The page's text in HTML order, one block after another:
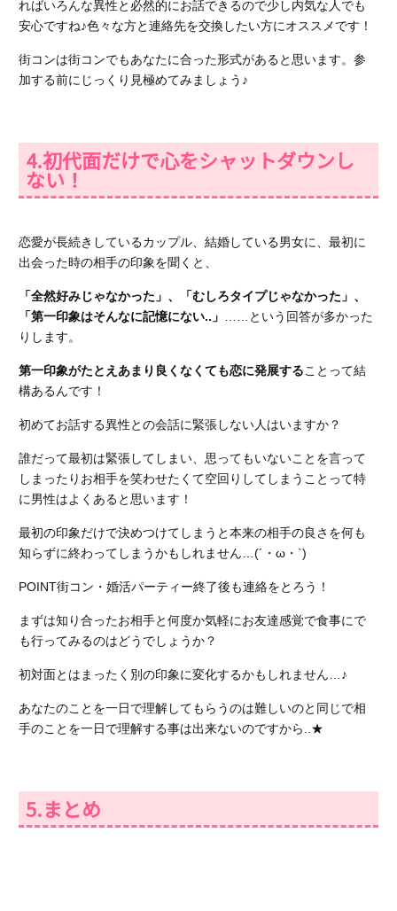
ればいろんな異性と必然的にお話できるので少し内気な人でも
安心ですね♪色々な方と連絡先を交換したい方にオススメです！
街コンは街コンでもあなたに合った形式があると思います。参
加する前にじっくり見極めてみましょう♪
4.初代面だけで心をシャットダウンし
ない！
恋愛が長続きしているカップル、結婚している男女に、最初に
出会った時の相手の印象を聞くと、
「全然好みじゃなかった」、「むしろタイプじゃなかった」、
「第一印象はそんなに記憶にない..」 ……という回答が多かった
りします。
第一印象がたとえあまり良くなくても恋に発展することって結
構あるんです！
初めてお話する異性との会話に緊張しない人はいますか？
誰だって最初は緊張してしまい、思ってもいないことを言って
しまったりお相手を笑わせたくて空回りしてしまうことって特
に男性はよくあると思います！
最初の印象だけで決めつけてしまうと本来の相手の良さを何も
知らずに終わってしまうかもしれません…(´・ω・`)
POINT街コン・婚活パーティー終了後も連絡をとろう！
まずは知り合ったお相手と何度か気軽にお友達感覚で食事にで
も行ってみるのはどうでしょうか？
初対面とはまったく別の印象に変化するかもしれません…♪
あなたのことを一日で理解してもらうのは難しいのと同じで相
手のことを一日で理解する事は出来ないのですから..★
5.まとめ